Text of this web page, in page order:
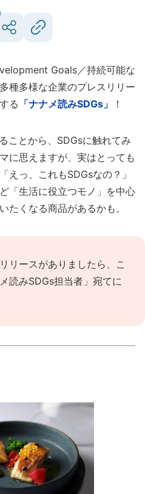
Goals／持続可能な
種多様な企業のプレスリリー
る 「ナナメ読みSDGs」 ！
ことから、SDGsに触れてみ
に思えますが、実はとっても
えっ、これもSDGsなの？」
「生活に役立つモノ」を中心
たくなる商品があるかも。
リースがありましたら、 こ
読みSDGs担当者」宛てに